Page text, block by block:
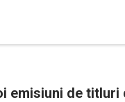
emisiuni de titluri